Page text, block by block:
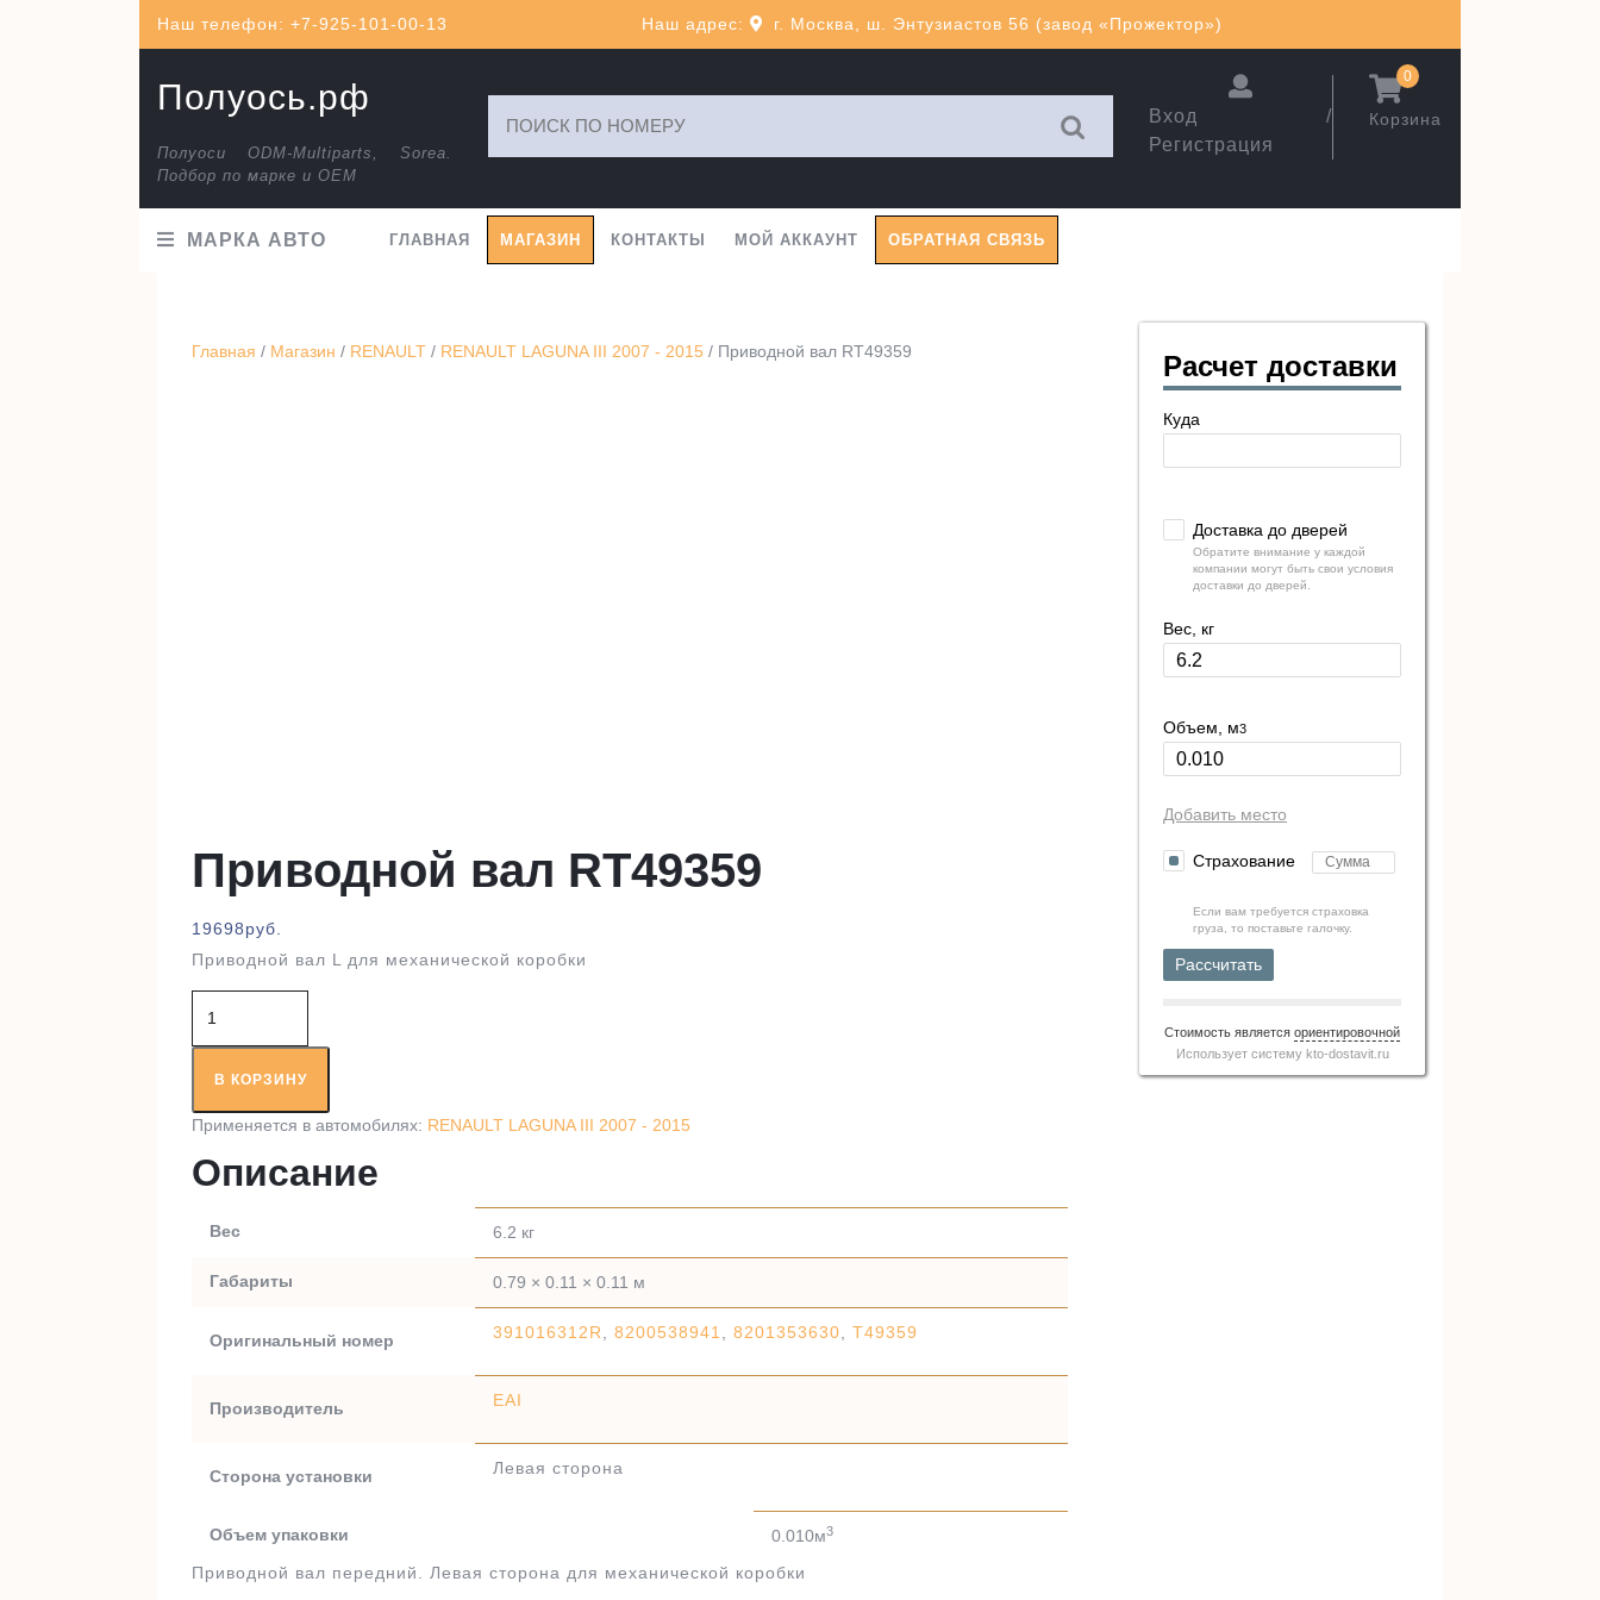
Наш телефон: +7-925-101-00-13 Наш адрес: г. Москва, ш. Энтузиастов 56 (завод «Прожектор»)
Полуось.рф
Полуоси ODM-Multiparts, Sorea.
Подбор по марке и ОЕМ
Вход /
Регистрация
Корзина
0
МАРКА АВТО ГЛАВНАЯ МАГАЗИН КОНТАКТЫ МОЙ АККАУНТ ОБРАТНАЯ СВЯЗЬ
Главная / Магазин / RENAULT / RENAULT LAGUNA III 2007 - 2015 / Приводной вал RT49359
Приводной вал RT49359
19698руб.
Приводной вал L для механической коробки
товара
Приводной
валВ КОРЗИНУ
Применяется в автомобилях: RENAULT LAGUNA III 2007 - 2015
Описание
Вес 6.2 кг
Габариты 0.79 × 0.11 × 0.11 м
Оригинальный номер 391016312R 8200538941 8201353630 T49359
Производитель EAI
Сторона установки Левая сторона
Объем упаковки 0.010м3
Приводной вал передний. Левая сторона для механической коробки
Расчет доставки
Куда
Доставка до дверей
Обратите внимание у каждой
компании могут быть свои условия
доставки до дверей.
Вес, кг
Объем, м3
Добавить место
Страхование
Если вам требуется страховка
груза, то поставьте галочку.
Рассчитать
Стоимость является ориентировочной
Использует систему kto-dostavit.ru